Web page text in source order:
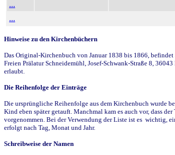
...
...
Hinweise zu den Kirchenbüchern
Das Original-Kirchenbuch von Januar 1838 bis 1866,
Freien Prälatur Schneidemühl, Josef-Schwank-Straße 8,
erlaubt.
Die Reihenfolge der Einträge
Die ursprüngliche Reihenfolge aus dem Kirchenbuch wurde
Kind eben später getauft. Manchmal kam es auch vor, dass
vorgenommen. Bei der Verwendung der Liste ist es wichtig,
erfolgt nach Tag, Monat und Jahr.
Schreibweise der Namen